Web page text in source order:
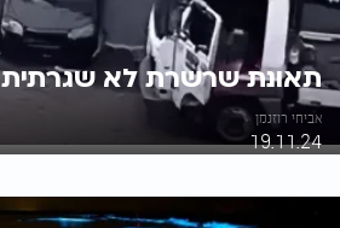
תאונת שרשרת לא שגרתית
אביחי רוזנמן
19.11.24